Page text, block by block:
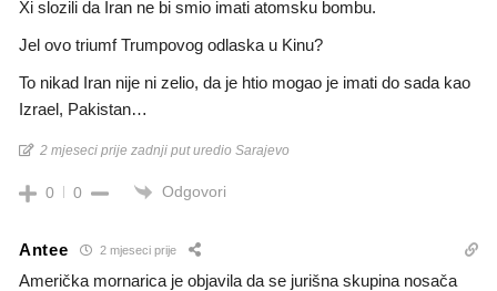
Xi slozili da Iran ne bi smio imati atomsku bombu.
Jel ovo triumf Trumpovog odlaska u Kinu?
To nikad Iran nije ni zelio, da je htio mogao je imati do sada kao
Izrael, Pakistan…
2 mjeseci prije zadnji put uredio Sarajevo
0 0 Odgovori
Antee 2 mjeseci prije
Američka mornarica je objavila da se jurišna skupina nosača